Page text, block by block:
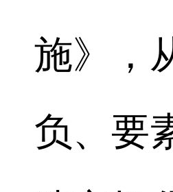
施》，
负、要